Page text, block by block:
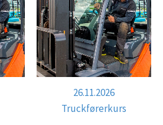
26.11.2026
Truckførerkurs